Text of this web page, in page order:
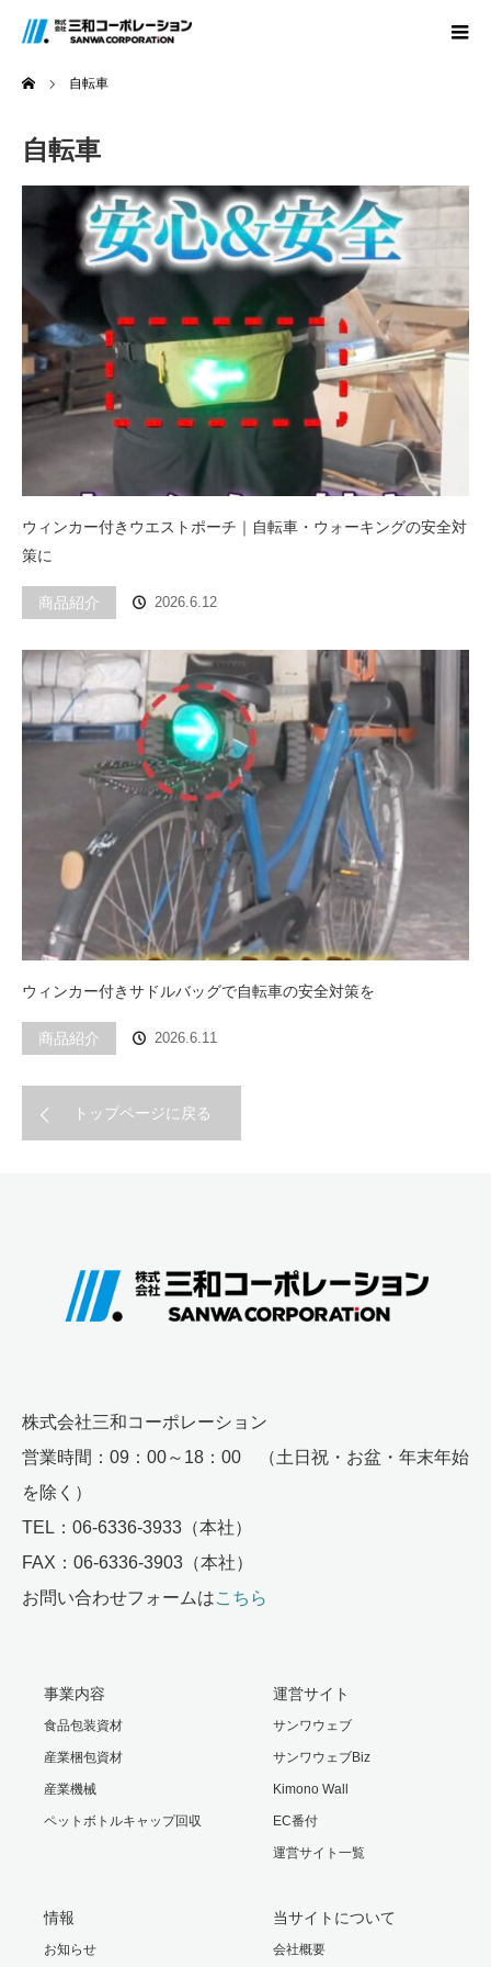
自転車
自転車
ウィンカー付きウエストポーチ｜自転車・ウォーキングの安全対
策に
商品紹介 2026.6.12
ウィンカー付きサドルバッグで自転車の安全対策を
商品紹介 2026.6.11
トップページに戻る
株式会社三和コーポレーション
営業時間：09：00～18：00 （土日祝・お盆・年末年始
を除く）
TEL：06-6336-3933（本社）
FAX：06-6336-3903（本社）
お問い合わせフォームはこちら
事業内容
食品包装資材
産業梱包資材
産業機械
ペットボトルキャップ回収
運営サイト
サンワウェブ
サンワウェブBiz
Kimono Wall
EC番付
運営サイト一覧
情報
お知らせ
当サイトについて
会社概要